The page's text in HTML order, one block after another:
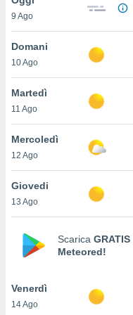
è
al sito
di
ci
di
il
un
la
nella
9 Ago
Domani
10 Ago
Martedì
11 Ago
Mercoledì
12 Ago
Giovedi
13 Ago
Scarica GRATIS
Meteored!
Venerdì
14 Ago